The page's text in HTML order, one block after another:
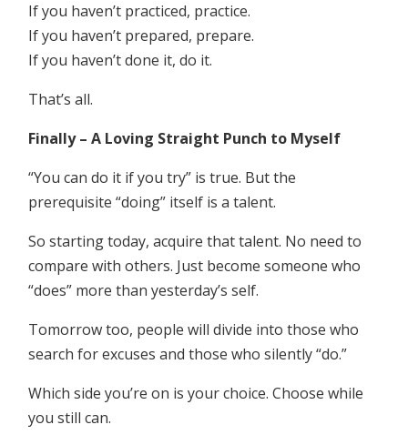
If you haven’t practiced, practice.
If you haven’t prepared, prepare.
If you haven’t done it, do it.
That’s all.
Finally – A Loving Straight Punch to Myself
“You can do it if you try” is true. But the
prerequisite “doing” itself is a talent.
So starting today, acquire that talent. No need to
compare with others. Just become someone who
“does” more than yesterday’s self.
Tomorrow too, people will divide into those who
search for excuses and those who silently “do.”
Which side you’re on is your choice. Choose while
you still can.